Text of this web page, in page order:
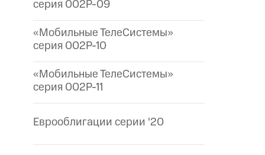
серия 002P-09
«Мобильные ТелеСистемы»
серия 002P-10
«Мобильные ТелеСистемы»
серия 002P-11
Еврооблигации серии '20